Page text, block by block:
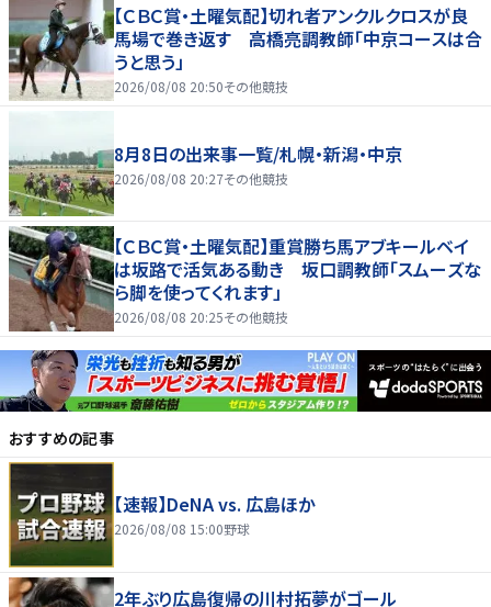
【ＣＢＣ賞・土曜気配】切れ者アンクルクロスが良
馬場で巻き返す 高橋亮調教師「中京コースは合
うと思う」
2026/08/08 20:50その他競技
8月8日の出来事一覧/札幌・新潟・中京
2026/08/08 20:27その他競技
【ＣＢＣ賞・土曜気配】重賞勝ち馬アブキールベイ
は坂路で活気ある動き 坂口調教師「スムーズな
ら脚を使ってくれます」
2026/08/08 20:25その他競技
おすすめの記事
【速報】DeNA vs. 広島ほか
2026/08/08 15:00野球
2年ぶり広島復帰の川村拓夢がゴール